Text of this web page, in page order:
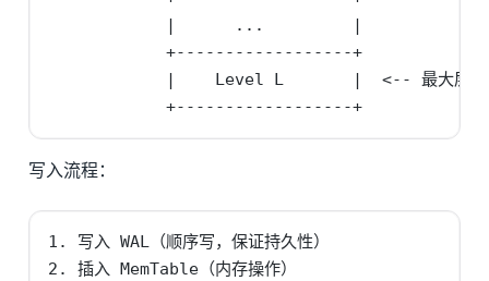
            |      ...         |
            +------------------+
|    Level L       |  <-- 最大层，
            +------------------+
写入流程：
1. 写入 WAL（顺序写，保证持久性）
2. 插入 MemTable（内存操作）